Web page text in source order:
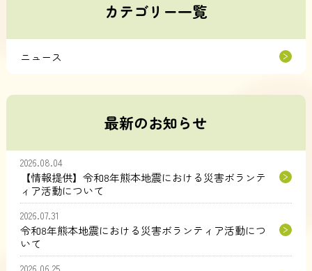
カテゴリー一覧
ニュース
最新のお知らせ
2026.08.04
【情報提供】令和8年熊本地震における災害ボランテ
ィア活動について
2026.07.31
令和8年熊本地震における災害ボランティア活動につ
いて